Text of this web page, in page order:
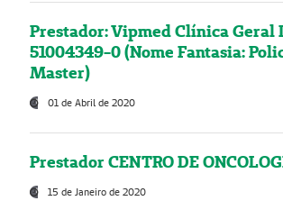
Prestador: Vipmed Clínica Geral
51004349-0 (Nome Fantasia:
Master)
01 de Abril de 2020
Prestador CENTRO DE
15 de Janeiro de 2020